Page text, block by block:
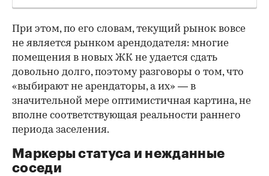
При этом, по его словам, текущий рынок вовсе
не является рынком арендодателя: многие
помещения в новых ЖК не удается сдать
довольно долго, поэтому разговоры о том, что
«выбирают не арендаторы, а их» — в
значительной мере оптимистичная картина, не
вполне соответствующая реальности раннего
периода заселения.
Маркеры статуса и нежданные
соседи